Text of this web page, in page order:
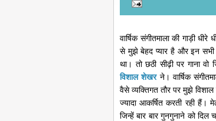
वार्षिक संगीतमाला की गाड़ी
से मुझे बेहद प्यार है और इन सभी
था। तो छठी सीढ़ी पर गाना
विशाल शेखरने। वार्षिक
वैसे व्यक्तिगत तौर पर मुझे
ज्यादा आकर्षित करती रही हैं।
जिन्हें बार बार गुनगुनाने को